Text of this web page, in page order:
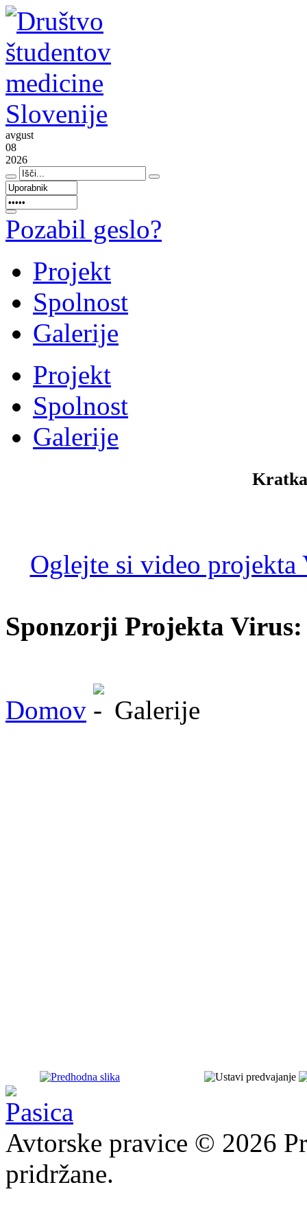
avgust
08
2026
Pozabil geslo?
Projekt
Spolnost
Galerije
Projekt
Spolnost
Galerije
Oglejte si video projekta
Sponzorji Projekta Virus:
Domov Galerije
Avtorske pravice © 2026
pridržane.